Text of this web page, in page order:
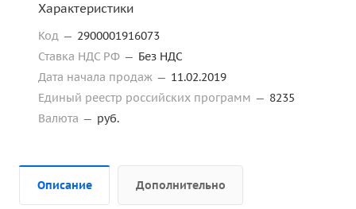
Характеристики
Код — 2900001916073
Ставка НДС РФ — Без НДС
Дата начала продаж — 11.02.2019
Единый реестр российских программ — 8235
Валюта — руб.
Описание Дополнительно